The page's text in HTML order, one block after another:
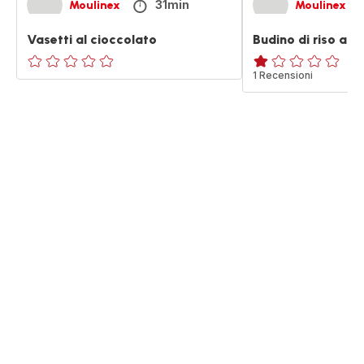
Moulinex 31min
Vasetti al cioccolato
ratings.0
Moulinex
Budino di riso al
Recensione
di
1 Recensioni